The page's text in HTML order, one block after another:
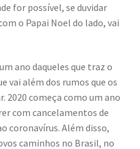
for possível, se duvidar
o Papai Noel do lado, vai
ano daqueles que traz o
vai além dos rumos que os
2020 começa como um ano
com cancelamentos de
coronavírus. Além disso,
caminhos no Brasil, no